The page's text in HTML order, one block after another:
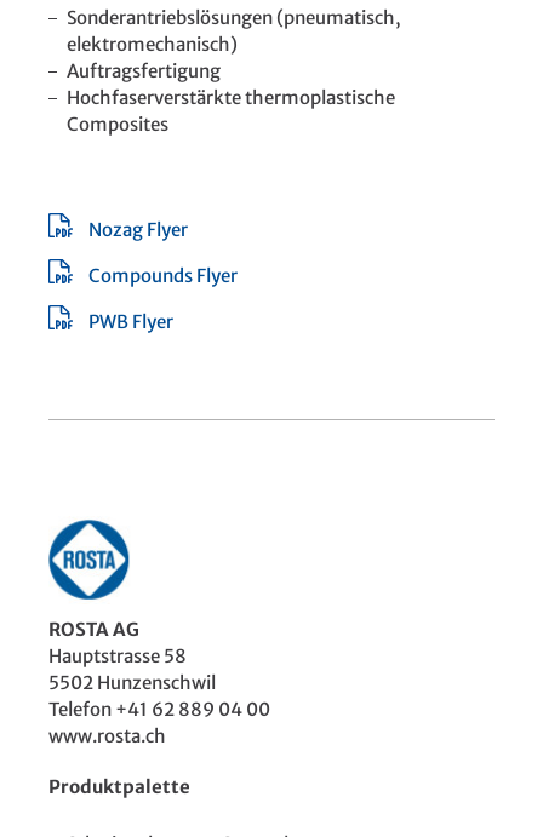
Sonderantriebslösungen (pneumatisch,
elektromechanisch)
Auftragsfertigung
Hochfaserverstärkte thermoplastische
Composites
Nozag Flyer
Compounds Flyer
PWB Flyer
ROSTA AG
Hauptstrasse 58
5502 Hunzenschwil
Telefon +41 62 889 04 00
www.rosta.ch
Produktpalette